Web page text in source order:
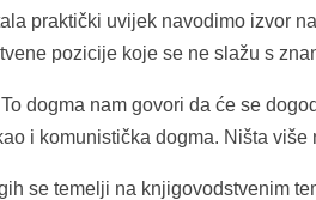
praktički uvijek navodimo izvor
pozicije koje se ne slažu s
dogma nam govori da će se
i komunistička dogma. Ništa više
se temelji na knjigovodstvenim